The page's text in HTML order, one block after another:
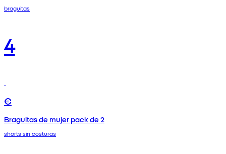
braguitas
4
€
Braguitas de mujer pack de 2
shorts sin costuras